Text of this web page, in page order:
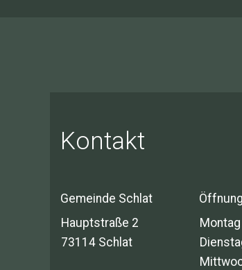
Kontakt
Gemeinde Schlat
Hauptstraße 2
73114 Schlat
Montag